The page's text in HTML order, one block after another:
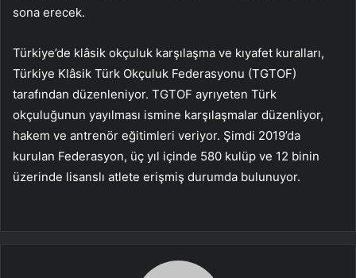
sona erecek.
Türkiye’de klâsik okçuluk karşılaşma ve kıyafet kuralları,
Türkiye Klâsik Türk Okçuluk Federasyonu (TGTOF)
tarafından düzenleniyor. TGTOF ayrıyeten Türk
okçuluğunun yayılması ismine karşılaşmalar düzenliyor,
hakem ve antrenör eğitimleri veriyor. Şimdi 2019’da
kurulan Federasyon, üç yıl içinde 580 kulüp ve 12 binin
üzerinde lisanslı atlete erişmiş durumda bulunuyor.